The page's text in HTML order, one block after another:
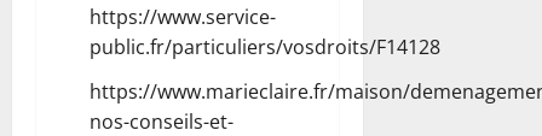
https://www.service-
public.fr/particuliers/vosdroits/F14128
https://www.marieclaire.fr/maison/
nos-conseils-et-